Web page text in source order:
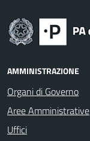
AMMINISTRAZIONE
Organi di Governo
Aree Amministrative
Uffici